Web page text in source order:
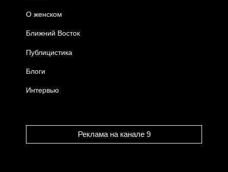
О женском
Ближний Восток
Публицистика
Блоги
Интервью
Реклама на канале 9